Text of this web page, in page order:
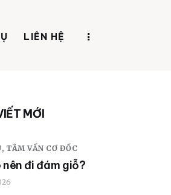
LIÊN HỆ
MỚI
TÂM VẤN CƠ ĐỐC
nên đi đám giỗ?